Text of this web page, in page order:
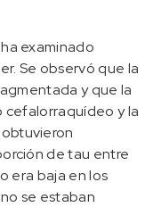
examinado
Se observó que la
y que la
y la
de tau entre
era baja en los
se estaban